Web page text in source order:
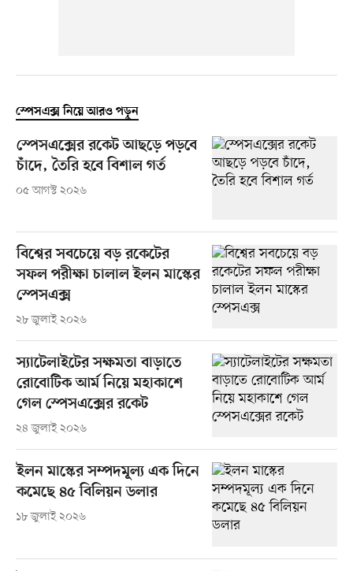
স্পেসএক্স নিয়ে আরও পড়ুন
স্পেসএক্সের রকেট আছড়ে পড়বে
চাঁদে, তৈরি হবে বিশাল গর্ত
০৫ আগস্ট ২০২৬
বিশ্বের সবচেয়ে বড় রকেটের
সফল পরীক্ষা চালাল ইলন মাস্কের
স্পেসএক্স
২৮ জুলাই ২০২৬
স্যাটেলাইটের সক্ষমতা বাড়াতে
রোবোটিক আর্ম নিয়ে মহাকাশে
গেল স্পেসএক্সের রকেট
২৪ জুলাই ২০২৬
ইলন মাস্কের সম্পদমূল্য এক দিনে
কমেছে ৪৫ বিলিয়ন ডলার
১৮ জুলাই ২০২৬